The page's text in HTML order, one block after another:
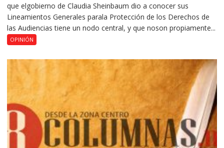
que elgobierno de Claudia Sheinbaum dio a conocer sus
Lineamientos Generales parala Protección de los Derechos de
las Audiencias tiene un nodo central, y que noson propiamente...
OPINIÓN